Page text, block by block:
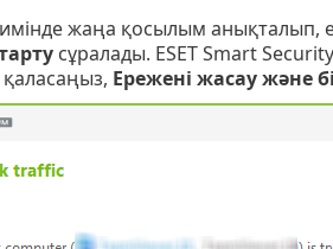
жаңа қосылым анықталып,
сұралады. ESET Smart
Ережені жасау және